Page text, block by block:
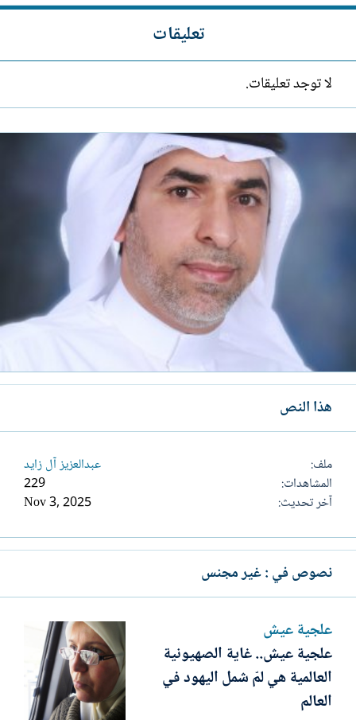
تعليقات
لا توجد تعليقات.
هذا النص
ملف
عبدالعزيز آل زايد
المشاهدات
229
آخر تحديث
Nov 3, 2025
نصوص في : غير مجنس
علجية عيش
علجية عيش.. غاية الصهيونية
العالمية هي لمّ شمل اليهود في
العالم